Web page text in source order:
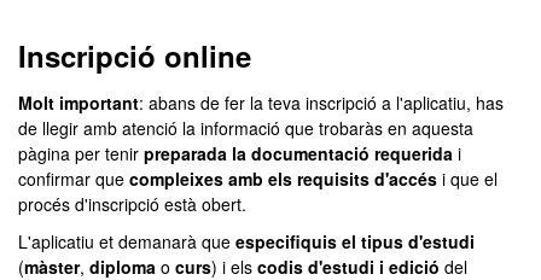
Inscripció online
Molt important: abans de fer la teva inscripció a l'aplicatiu, has
de llegir amb atenció la informació que trobaràs en aquesta
pàgina per tenir preparada la documentació requerida i
confirmar que compleixes amb els requisits d'accés i que el
procés d'inscripció està obert.
L'aplicatiu et demanarà que especifiquis el tipus d'estudi
(màster, diploma o curs) i els codis d'estudi i edició del